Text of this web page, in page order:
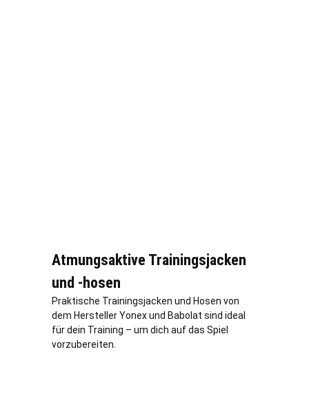
Atmungsaktive Trainingsjacken
und -hosen
Praktische Trainingsjacken und Hosen von
dem Hersteller Yonex und Babolat sind ideal
für dein Training – um dich auf das Spiel
vorzubereiten.